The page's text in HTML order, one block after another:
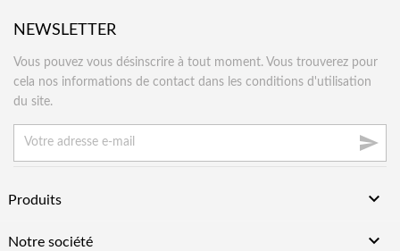
NEWSLETTER
Vous pouvez vous désinscrire à tout moment. Vous trouverez pour
cela nos informations de contact dans les conditions d'utilisation
du site.

Produits 
Notre société 